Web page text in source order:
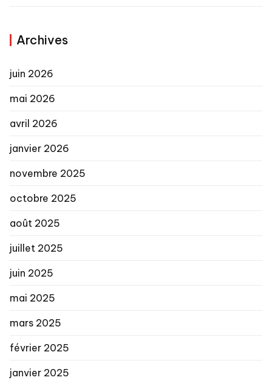
Archives
juin 2026
mai 2026
avril 2026
janvier 2026
novembre 2025
octobre 2025
août 2025
juillet 2025
juin 2025
mai 2025
mars 2025
février 2025
janvier 2025